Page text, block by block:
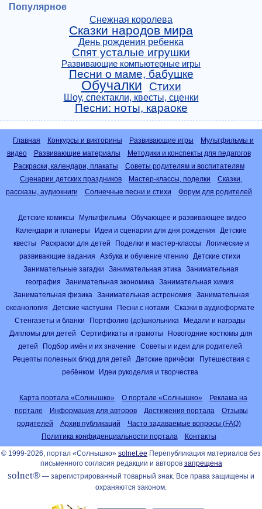
Популярное
Снежная королева
Сказки народов мира
День рождения ребенка
Спят усталые игрушки
Развивающие компьютерные игры
Песни о маме, бабушке
Обучалки Стихи
Шоу, спектакли, квесты, сценки
Песни: ноты, караоке
Главная Конкурсы и викторины Развивающие игры
Мультфильмы и
видео
Развивающие материалы
Методики и конспекты для педагогов
Раскраски, календари, плакаты
Советы родителям и воспитателям
Сценарии детских праздников
Мастер-классы, поделки
Сказки,
рассказы, аудиокниги
Солнечные песни и стихи Форум для родителей
Детские комиксы Мультфильмы
Обучающее и развивающее видео
Календари и планеры
Идеи и сценарии для дня рождения
Детские
квесты
Раскраски для детей Поделки и мастер-классы
Логические и
развивающие задания
Азбука и обучение чтению
Детские стихи
Занимательные загадки
Занимательная этика
Занимательная
география
Занимательная экономика
Занимательная химия
Занимательная физика
Занимательная астрономия
Занимательная
океанология
Детские частушки Песни с нотами
Сказки в аудиоформате
Стенгазеты и бланки
Портфолио (до)школьника
Медали и награды
Дипломы для детей
Сертификаты и грамоты
Новогодние костюмы для
детей
Подбор имён и их значение
Советы и идеи для родителей
Рецепты полезных блюд для детей
Детские причёски
Путешествия с
ребёнком
Идеи рукоделия и творчества
Карта портала «Солнышко» О портале «Солнышко»
Реклама на
портале
Информация для авторов Достижения портала
Отзывы
родителей
Архив публикаций
Часто задаваемые вопросы (FAQ)
Политика конфиденциальности портала
Контакты
© 1999-2026, портал «Солнышко» solnet.ee Перепубликация материалов без
письменного согласия редакции и авторов запрещена
solnet® — зарегистрированный товарный знак. Все права защищены и
охраняются законом.